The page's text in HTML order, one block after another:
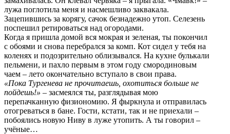
лужа поглотила меня и насмешливо заквакала.
Зацепившись за корягу, сачок безнадежно утоп. Селезень
поспешил ретироваться над огородами.
Когда я пришла домой вся мокрая и зеленая, ты покончил
с обоями и снова перебрался за комп. Кот сидел у тебя на
коленях и подозрительно облизывался. На кухне булькали
пельмени, и пахло первым в этом году смородиновым
чаем – лето окончательно вступало в свои права.
«Пока Тургенева не прочитаешь, охотиться больше не
пойдешь!» – засмеялся ты, разглядывая мою
перепачканную физиономию. Я фыркнула и отправилась
отогреваться в бане. Гости, кстати, так и не приехали –
побоялись новую Ниву в луже утопить. А ты говорил –
учёные…